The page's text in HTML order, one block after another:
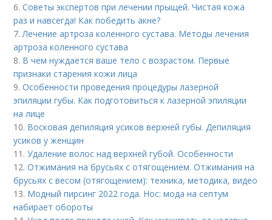
6.Советы экспертов при лечении прыщей. Чистая кожа
раз и навсегда! Как победить акне?
7. Лечение артроза коленного сустава. Методы лечения
артроза коленного сустава
8. В чем нуждается ваше тело с возрастом. Первые
признаки старения кожи лица
9.Особенности проведения процедуры лазерной
эпиляции губы. Как подготовиться к лазерной эпиляции
на лице
10. Восковая депиляция усиков верхней губы. Депиляция
усиков у женщин
11.Удаление волос над верхней губой. Особенности
12.Отжимания на брусьях с отягощением. Отжимания на
брусьях с весом (отягощением): техника, методика, видео
13. Модный пирсинг 2022 года. Нос: мода на септум
набирает обороты